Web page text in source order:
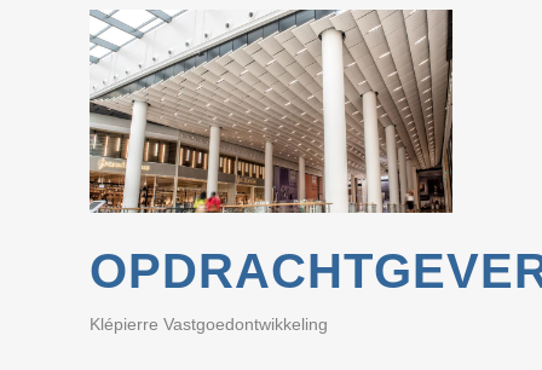
Klépierre Vastgoedontwikkeling